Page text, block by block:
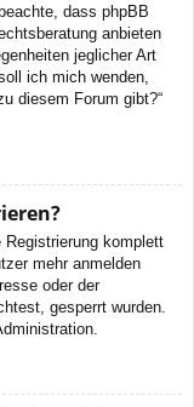
dass phpBB
anbieten
jeglicher Art
ich mich wenden,
diesem Forum gibt?“
komplett
mehr anmelden
oder der
gesperrt wurden.